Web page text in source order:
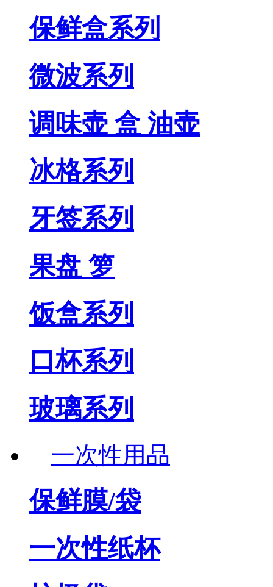
保鲜盒系列
微波系列
调味壶 盒 油壶
冰格系列
牙签系列
果盘 箩
饭盒系列
口杯系列
玻璃系列
一次性用品
保鲜膜/袋
一次性纸杯